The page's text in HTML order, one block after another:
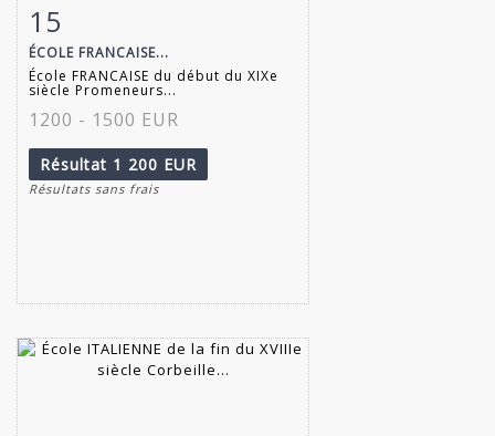
Fiche détaillée
15
ÉCOLE FRANCAISE...
École FRANCAISE du début du XIXe
siècle Promeneurs...
1200 - 1500 EUR
Résultat 1 200 EUR
Résultats sans frais